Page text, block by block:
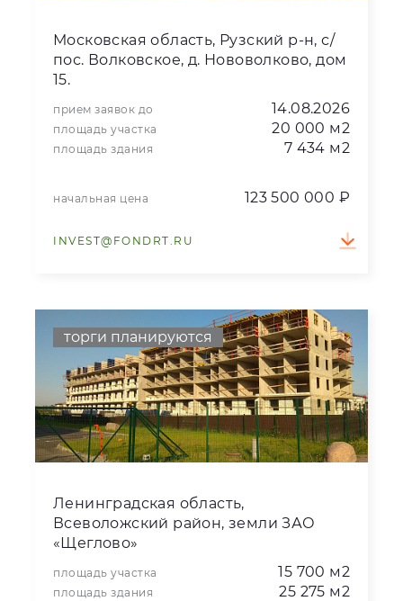
Московская область, Рузский р-н, с/
пос. Волковское, д. Нововолково, дом
15.
прием заявок до 14.08.2026
площадь участка 20 000 м2
площадь здания 7 434 м2
начальная цена 123 500 000 ₽
INVEST@FONDRT.RU
торги планируются
Ленинградская область,
Всеволожский район, земли ЗАО
«Щеглово»
площадь участка 15 700 м2
площадь здания 25 275 м2